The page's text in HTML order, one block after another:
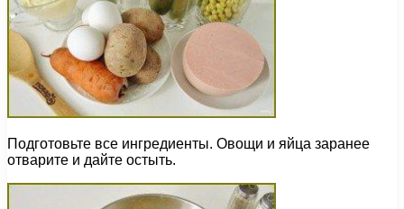
Подготовьте все ингредиенты. Овощи и яйца заранее
отварите и дайте остыть.